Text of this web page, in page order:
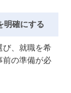
明確にする
び、就職を希
前の準備が必